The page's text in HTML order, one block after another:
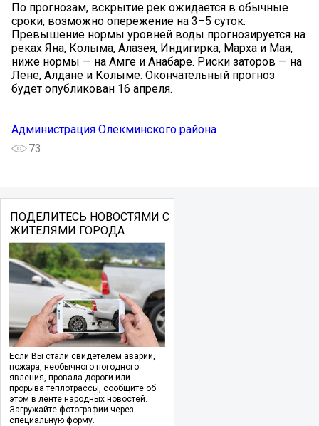
По прогнозам, вскрытие рек ожидается в обычные
сроки, возможно опережение на 3–5 суток.
Превышение нормы уровней воды прогнозируется на
реках Яна, Колыма, Алазея, Индигирка, Марха и Мая,
ниже нормы — на Амге и Анабаре. Риски заторов — на
Лене, Алдане и Колыме. Окончательный прогноз
будет опубликован 16 апреля.
Администрация Олекминского района
73
ПОДЕЛИТЕСЬ НОВОСТЯМИ С
ЖИТЕЛЯМИ ГОРОДА
Если Вы стали свидетелем аварии,
пожара, необычного погодного
явления, провала дороги или
прорыва теплотрассы, сообщите об
этом в ленте народных новостей.
Загружайте фотографии через
специальную форму.